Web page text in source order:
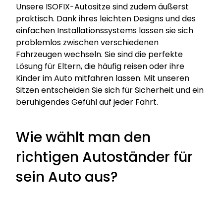
Unsere ISOFIX-Autositze sind zudem äußerst
praktisch. Dank ihres leichten Designs und des
einfachen Installationssystems lassen sie sich
problemlos zwischen verschiedenen
Fahrzeugen wechseln. Sie sind die perfekte
Lösung für Eltern, die häufig reisen oder ihre
Kinder im Auto mitfahren lassen. Mit unseren
Sitzen entscheiden Sie sich für Sicherheit und ein
beruhigendes Gefühl auf jeder Fahrt.
Wie wählt man den
richtigen Autoständer für
sein Auto aus?